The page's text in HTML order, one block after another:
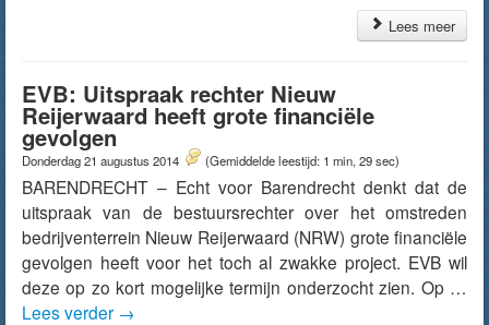
Lees meer
EVB: Uitspraak rechter Nieuw
Reijerwaard heeft grote financiële
gevolgen
Donderdag 21 augustus 2014 (Gemiddelde leestijd: 1 min, 29 sec)
BARENDRECHT – Echt voor Barendrecht denkt dat de
uitspraak van de bestuursrechter over het omstreden
bedrijventerrein Nieuw Reijerwaard (NRW) grote financiële
gevolgen heeft voor het toch al zwakke project. EVB wil
deze op zo kort mogelijke termijn onderzocht zien. Op …
Lees verder →